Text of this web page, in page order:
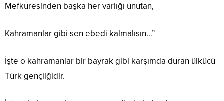
Mefkuresinden başka her varlığı unutan,
Kahramanlar gibi sen ebedi kalmalısın…”
İşte o kahramanlar bir bayrak gibi karşımda duran ülkücü
Türk gençliğidir.